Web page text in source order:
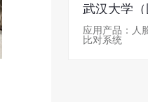
应用产品：人
比对系统